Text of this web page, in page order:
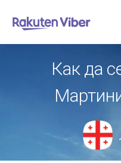
Как да